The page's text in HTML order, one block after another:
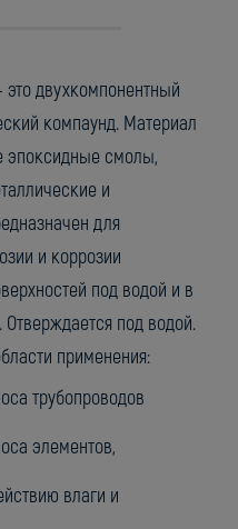
двухкомпонентный
компаунд. Материал
эпоксидные смолы,
и
для
и коррозии
под водой и в
под водой.
применения:
трубопроводов
элементов,
влаги и